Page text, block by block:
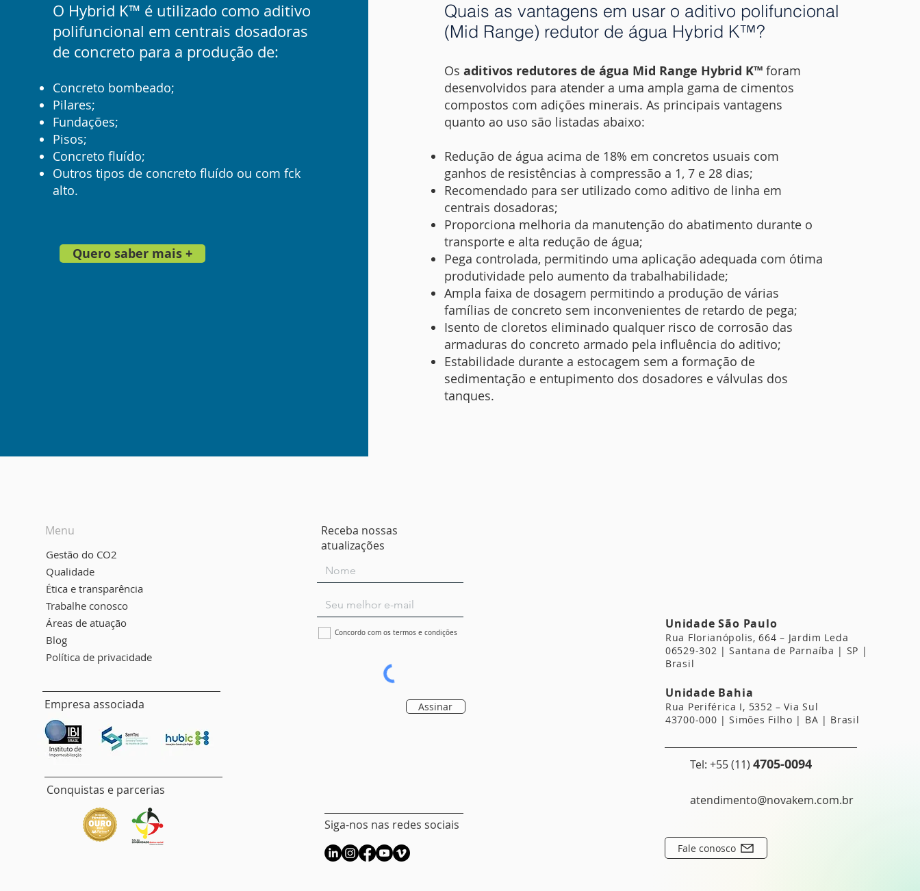
O Hybrid K™ é utilizado como aditivo
polifuncional em centrais dosadoras
de concreto para a produção de:
Concreto bombeado;
Pilares;
Fundações;
Pisos;
Concreto fluído;
Outros tipos de concreto fluído ou com fck
alto.
Quero saber mais +
Quais as vantagens em usar o aditivo polifuncional
(Mid Range) redutor de água Hybrid K™?
Os aditivos redutores de água Mid Range Hybrid K™foram
desenvolvidos para atender a uma ampla gama de cimentos
compostos com adições minerais. As principais vantagens
quanto ao uso são listadas abaixo:
Redução de água acima de 18% em concretos usuais com
ganhos de resistências à compressão a 1, 7 e 28 dias;
Recomendado para ser utilizado como aditivo de linha em
centrais dosadoras;
Proporciona melhoria da manutenção do abatimento durante o
transporte e alta redução de água;
Pega controlada, permitindo uma aplicação adequada com ótima
produtividade pelo aumento da trabalhabilidade;
Ampla faixa de dosagem permitindo a produção de várias
famílias de concreto sem inconvenientes de retardo de pega;
Isento de cloretos eliminado qualquer risco de corrosão das
armaduras do concreto armado pela influência do aditivo;
Estabilidade durante a estocagem sem a formação de
sedimentação e entupimento dos dosadores e válvulas dos
tanques.
Menu
Gestão do CO2
Qualidade
Ética e transparência
Trabalhe conosco
Áreas de atuação
Blog
Política de privacidade
Empresa associada
Conquistas e parcerias
Receba nossas
atualizações
Concordo com os termos e condições
Assinar
Siga-nos nas redes sociais
Unidade São Paulo
Rua Florianópolis, 664 – Jardim Leda
06529-302 | Santana de Parnaíba | SP |
Brasil
Unidade Bahia
Rua Periférica I, 5352 – Via Sul
43700-000 | Simões Filho | BA | Brasil
Tel: +55 (11) 4705-0094
atendimento@novakem.com.br
Fale conosco